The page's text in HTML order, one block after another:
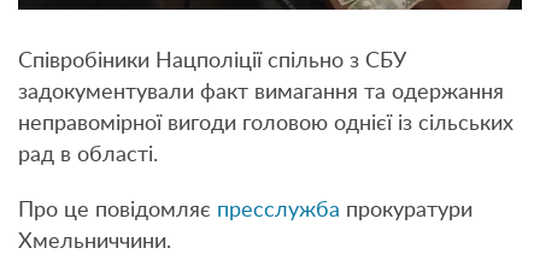
Співробіники Нацполіції спільно з СБУ
задокументували факт вимагання та одержання
неправомірної вигоди головою однієї із сільських
рад в області.
Про це повідомляє пресслужба прокуратури
Хмельниччини.